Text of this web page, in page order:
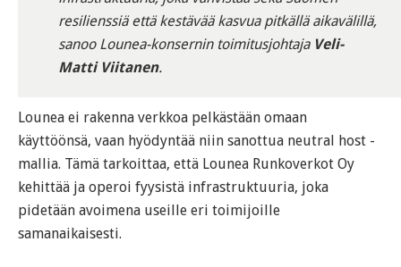
resilienssiä että kestävää kasvua pitkällä aikavälillä,
sanoo Lounea-konsernin toimitusjohtaja Veli-
Matti Viitanen.
Lounea ei rakenna verkkoa pelkästään omaan
käyttöönsä, vaan hyödyntää niin sanottua neutral host -
mallia. Tämä tarkoittaa, että Lounea Runkoverkot Oy
kehittää ja operoi fyysistä infrastruktuuria, joka
pidetään avoimena useille eri toimijoille
samanaikaisesti.